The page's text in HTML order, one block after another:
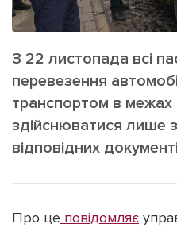
Ініціативи
Лонгріди
[email protected]
Політика конфіденційності
З 22 листопада всі
перевезення
транспортом в межах
здійснюватися лише
відповідних
Про це повідомляє